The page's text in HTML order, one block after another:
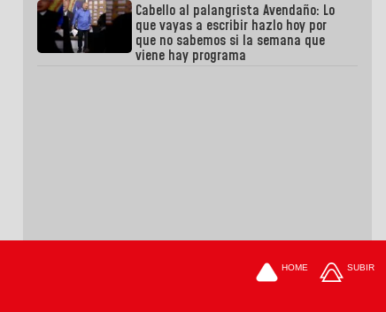
Cabello al palangrista Avendaño: Lo
que vayas a escribir hazlo hoy por
que no sabemos si la semana que
viene hay programa
HOME SUBIR